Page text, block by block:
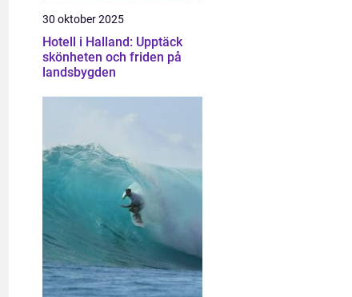
30 oktober 2025
Hotell i Halland: Upptäck
skönheten och friden på
landsbygden